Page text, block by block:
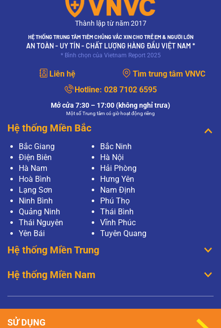
Thành lập từ năm 2017
HỆ THỐNG TRUNG TÂM TIÊM CHỦNG VẮC XIN CHO TRẺ EM & NGƯỜI LỚN
AN TOÀN - UY TÍN - CHẤT LƯỢNG HÀNG ĐẦU VIỆT NAM *
* Bình chọn của Vietnam Report 2025
Liên hệ
Tìm trung tâm VNVC
Hotline: 028 7102 6595
Mở cửa 7:30 – 17:00 (không nghỉ trưa)
Một số Trung tâm có giờ hoạt động riêng
Hệ thống Miền Bắc
Bắc Giang
Bắc Ninh
Điện Biên
Hà Nội
Hà Nam
Hải Phòng
Hoà Bình
Hưng Yên
Lạng Sơn
Nam Định
Ninh Bình
Phú Thọ
Quảng Ninh
Thái Bình
Thái Nguyên
Vĩnh Phúc
Yên Bái
Tuyên Quang
Hệ thống Miền Trung
Hệ thống Miền Nam
SỬ DỤNG